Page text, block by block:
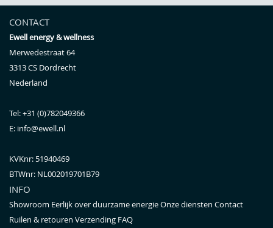
CONTACT
Ewell energy & wellness
Merwedestraat 64
3313 CS Dordrecht
Nederland
Tel:+31 (0)782049366
E: info@ewell.nl
KVKnr: 51940469
BTWnr: NL002019701B79
INFO
Showroom Eerlijk over duurzame energieOnze diensten Contact
Ruilen & retouren Verzending FAQ